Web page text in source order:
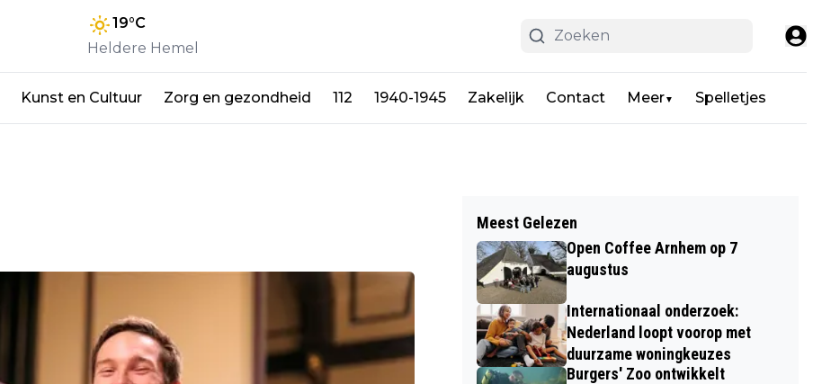
19°C
Heldere Hemel
Kunst en Cultuur Zorg en gezondheid 112 1940-1945 Zakelijk Contact Meer▼ Spelletjes
Meest Gelezen
Open Coffee Arnhem op 7
augustus
Internationaal onderzoek:
Nederland loopt voorop met
duurzame woningkeuzes
Burgers' Zoo ontwikkelt